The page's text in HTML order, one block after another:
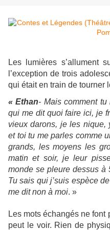
Les lumières s’allument
l’exception de trois
qui était en train de tourner
« Ethan- Mais comment tu
qui me dit quoi faire ici, je
vieux darons, je les nique,
et toi tu me parles comme
grands, les moyens les
matin et soir, je leur
monde se pleure dessus à
Tu sais qui j’suis espèce
me dit non à moi. »
Les mots échangés ne
peut le voir. Rien de